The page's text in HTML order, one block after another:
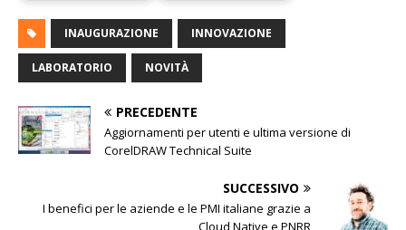
INAUGURAZIONE INNOVAZIONE
LABORATORIO NOVITÀ
PRECEDENTE
Aggiornamenti per utenti e ultima versione di
CorelDRAW Technical Suite
SUCCESSIVO
I benefici per le aziende e le PMI italiane grazie a
Cloud Native e PNRR